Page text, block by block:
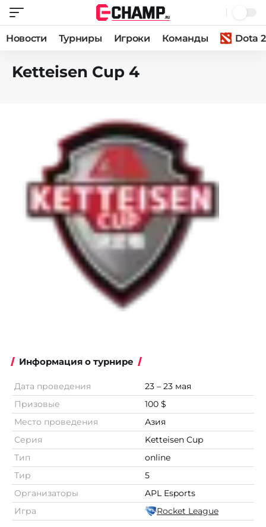
Новости Турниры Игроки Команды Dota 2
Ketteisen Cup 4
Информация о турнире
Дата проведения
23 – 23 мая
Призовые
100 $
Место проведения
Азия
Серия
Ketteisen Cup
Тип
online
Тир
5
Организаторы
APL Esports
Игра
Rocket League